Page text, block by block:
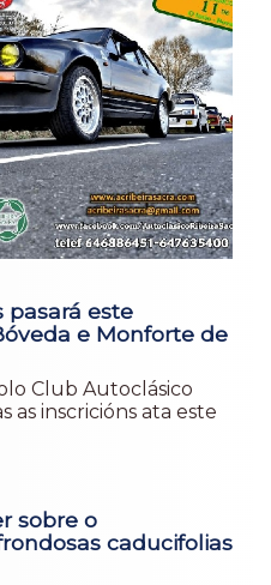
pasará este
e Monforte de
Club Autoclásico
as inscricións ata este
sobre o
caducifolias